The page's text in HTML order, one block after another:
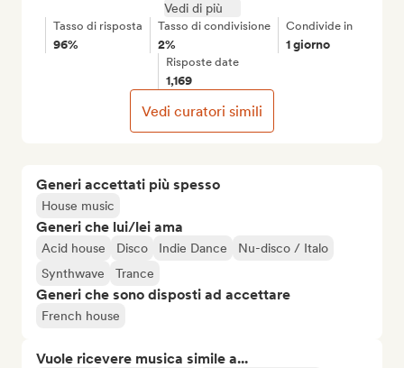
Generi accettati più spesso
House music
Generi che lui/lei ama
Acid house Disco Indie Dance
Nu-disco / Italo
Synthwave
Trance
Generi che sono disposti ad accettare
French house
Vuole ricevere musica simile a...
Vedi di più
Tasso di risposta
96%
Tasso di condivisione
2%
Condivide in
1 giorno
Risposte date
1,169
Vedi curatori simili